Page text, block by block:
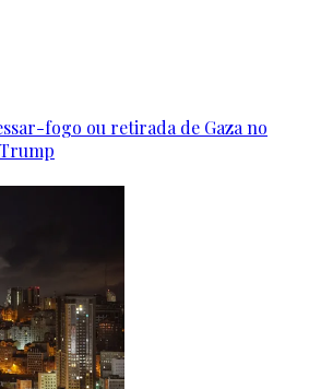
fogo ou retirada de Gaza no